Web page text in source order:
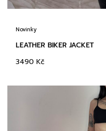
Novinky
LEATHER BIKER JACKET
3490 Kč